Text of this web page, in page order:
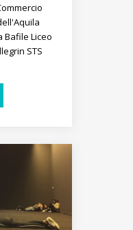
Bafile Liceo
STS